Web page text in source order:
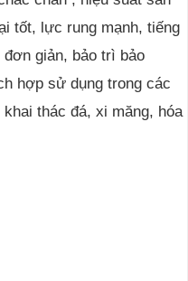
tốt, lực rung mạnh, tiếng
giản, bảo trì bảo
hợp sử dụng trong các
thác đá, xi măng, hóa